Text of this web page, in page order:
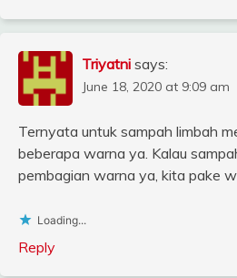
Triyatni says:
June 18, 2020 at 9:09 am
Ternyata untuk sampah limbah
beberapa warna ya. Kalau
pembagian warna ya, kita pake
Loading...
Reply